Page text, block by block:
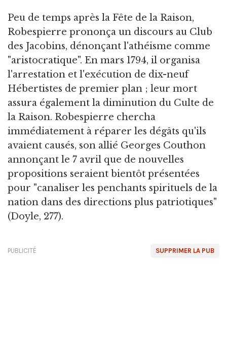
Peu de temps après la Fête de la Raison,
Robespierre prononça un discours au Club
des Jacobins, dénonçant l'athéisme comme
"aristocratique". En mars 1794, il organisa
l'arrestation et l'exécution de dix-neuf
Hébertistes de premier plan ; leur mort
assura également la diminution du Culte de
la Raison. Robespierre chercha
immédiatement à réparer les dégâts qu'ils
avaient causés, son allié Georges Couthon
annonçant le 7 avril que de nouvelles
propositions seraient bientôt présentées
pour "canaliser les penchants spirituels de la
nation dans des directions plus patriotiques"
(Doyle, 277).
SUPPRIMER LA PUB
PUBLICITÉ